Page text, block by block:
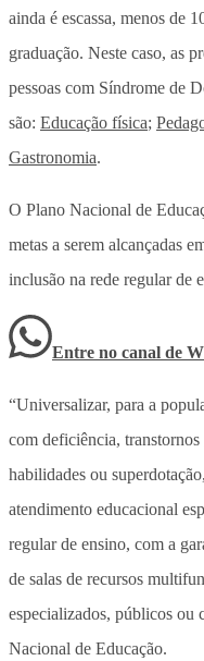
ainda é escassa, menos de
graduação. Neste caso, as
pessoas com Síndrome de
são: Educação física;
Gastronomia.
O Plano Nacional de
metas a serem alcançadas
inclusão na rede regular de
Entre no canal de
“Universalizar, para a
com deficiência,
habilidades ou
atendimento educacional
regular de ensino, com a
de salas de recursos
especializados, públicos ou
Nacional de Educação.